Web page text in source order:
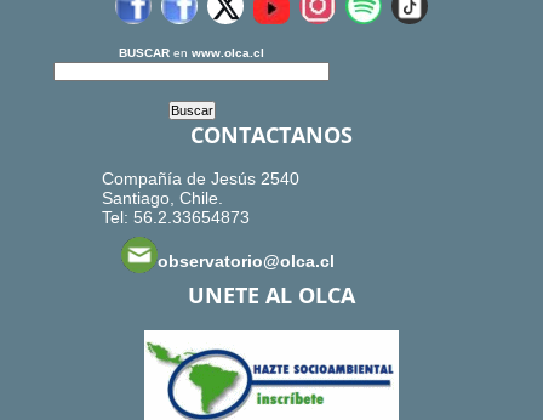
BUSCAR en www.olca.cl
CONTACTANOS
Compañía de Jesús 2540
Santiago, Chile.
Tel: 56.2.33654873
observatorio@olca.cl
UNETE AL OLCA